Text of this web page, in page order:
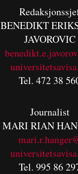
BENEDIKT
JAVOROVIC
Tel. 472 38
Journalist
MARI RIAN
Tel. 995 86